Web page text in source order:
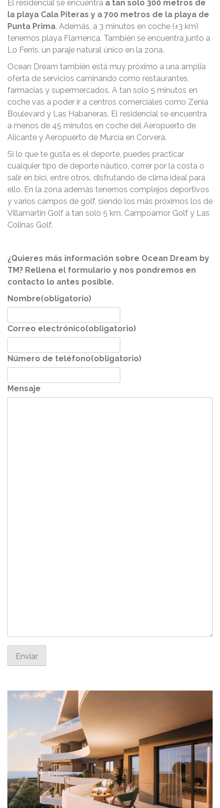
El residencial se encuentra a tan solo 300 metros de
la playa Cala Piteras y a 700 metros de la playa de
Punta Prima. Además, a 3 minutos en coche (±3 km)
tenemos playa Flamenca. También se encuentra junto a
Lo Ferris, un paraje natural único en la zona.
Ocean Dream también está muy próximo a una amplia
oferta de servicios caminando como restaurantes,
farmacias y supermercados. A tan solo 5 minutos en
coche vas a poder ir a centros comerciales como Zenia
Boulevard y Las Habaneras. El residencial se encuentra
a menos de 45 minutos en coche del Aeropuerto de
Alicante y Aeropuerto de Murcia en Corvera.
Si lo que te gusta es el deporte, puedes practicar
cualquier tipo de deporte náutico, correr por la costa o
salir en bici, entre otros, disfrutando de clima ideal para
ello. En la zona además tenemos complejos deportivos
y varios campos de golf, siendo los más próximos los de
Villamartín Golf a tan solo 5 km, Campoamor Golf y Las
Colinas Golf.
¿Quieres más información sobre Ocean Dream by
TM? Rellena el formulario y nos pondremos en
contacto lo antes posible.
Nombre(obligatorio)
Correo electrónico(obligatorio)
Número de teléfono(obligatorio)
Mensaje
Enviar